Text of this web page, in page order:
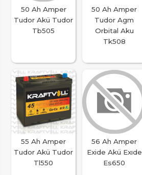
50 Ah Amper
Tudor Akü Tudor
Tb505
50 Ah Amper
Tudor Agm
Orbital Aku
Tk508
55 Ah Amper
Tudor Akü Tudor
Tl550
56 Ah Amper
Exide Akü Exıde
Es650